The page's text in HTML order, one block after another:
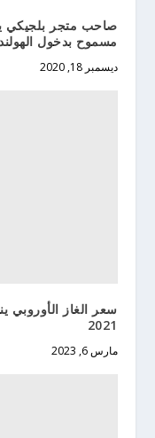
صاحب متجر بلجيكي
مسموح بدخول
ديسمبر 18, 2020
سعر الغاز
2021
مارس 6, 2023